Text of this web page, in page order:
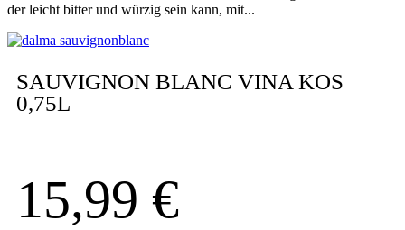
der leicht bitter und würzig sein kann, mit...
SAUVIGNON BLANC VINA KOS
0,75L
15,99 €